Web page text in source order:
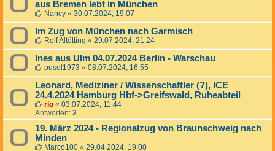
aus Bremen lebt in München
Nancy « 30.07.2024, 19:07
Im Zug von München nach Garmisch
Rolf Altötting « 29.07.2024, 21:24
Ines aus Ulm 04.07.2024 Berlin - Warschau
pusel1973 « 08.07.2024, 16:55
Leonard, Mediziner / Wissenschaftler (?), ICE
24.4.2024 Hamburg Hbf->Greifswald, Ruheabteil
rio « 03.07.2024, 11:44
Antworten: 2
19. März 2024 - Regionalzug von Braunschweig nach
Minden
Marco100 « 29.04.2024, 19:00